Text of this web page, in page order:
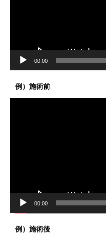
00:00
例）施術前
00:00
例）施術後